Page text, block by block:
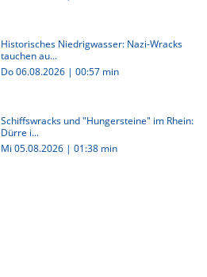
Historisches Niedrigwasser: Nazi-Wracks
tauchen au...
Do 06.08.2026 | 00:57 min
Schiffswracks und "Hungersteine" im Rhein:
Dürre i...
Mi 05.08.2026 | 01:38 min